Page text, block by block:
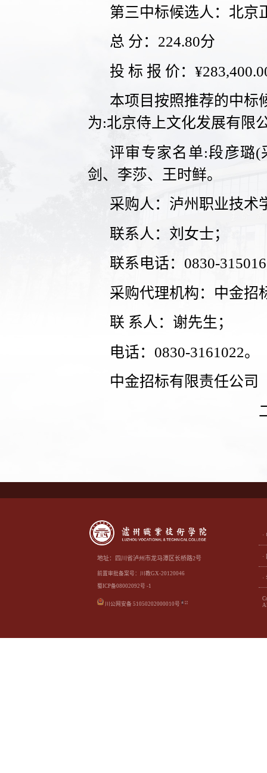
第三中标候选人：北京
总 分：224.80分
投 标 报 价：
本项目按照推荐的中标
为:北京侍上文化发展有限
评审专家名单:段彦璐
剑、李莎、王时鲜。
采购人：泸州职业技术
联系人：刘女士；
联系电话：0830-
采购代理机构：中金招
联 系人：谢先生；
电话：0830-3161022。
中金招标有限责任公司
地址：四川省泸州市龙马潭区长桥路2号
前置审批备案号：川教GX-20120046
蜀ICP备08002092号 -1
川公网安备 51050202000010号
·
·
·